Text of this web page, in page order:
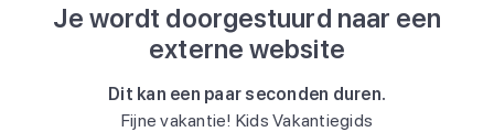
Je wordt doorgestuurd naar een
externe website
Dit kan een paar seconden duren.
Fijne vakantie! Kids Vakantiegids